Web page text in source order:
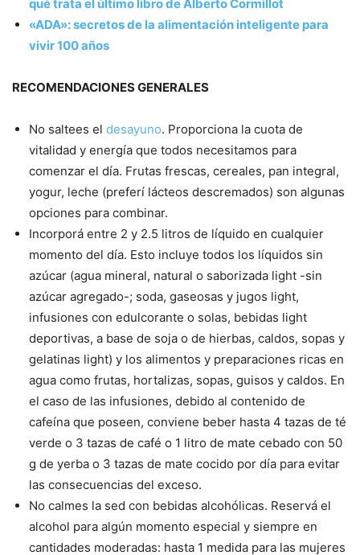
qué trata el último libro de Alberto Cormillot
«ADA»: secretos de la alimentación inteligente para
vivir 100 años
RECOMENDACIONES GENERALES
No saltees el desayuno. Proporciona la cuota de
vitalidad y energía que todos necesitamos para
comenzar el día. Frutas frescas, cereales, pan integral,
yogur, leche (preferí lácteos descremados) son algunas
opciones para combinar.
Incorporá entre 2 y 2.5 litros de líquido en cualquier
momento del día. Esto incluye todos los líquidos sin
azúcar (agua mineral, natural o saborizada light -sin
azúcar agregado-; soda, gaseosas y jugos light,
infusiones con edulcorante o solas, bebidas light
deportivas, a base de soja o de hierbas, caldos, sopas y
gelatinas light) y los alimentos y preparaciones ricas en
agua como frutas, hortalizas, sopas, guisos y caldos. En
el caso de las infusiones, debido al contenido de
cafeína que poseen, conviene beber hasta 4 tazas de té
verde o 3 tazas de café o 1 litro de mate cebado con 50
g de yerba o 3 tazas de mate cocido por día para evitar
las consecuencias del exceso.
No calmes la sed con bebidas alcohólicas. Reservá el
alcohol para algún momento especial y siempre en
cantidades moderadas: hasta 1 medida para las mujeres